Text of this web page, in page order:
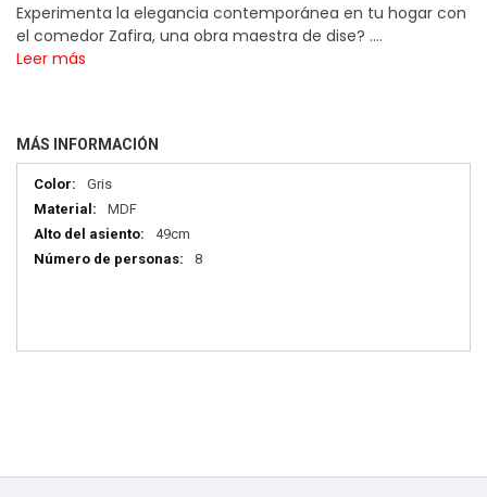
Experimenta la elegancia contemporánea en tu hogar con
el comedor Zafira, una obra maestra de dise? ....
Leer más
MÁS INFORMACIÓN
Más
información
Gris
MDF
49cm
8